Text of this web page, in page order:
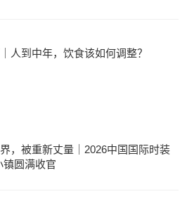
人到中年，饮食该如何调整？
，被重新丈量｜2026中国国际时装
镇圆满收官